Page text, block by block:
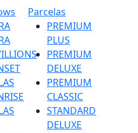
Parcelas
PREMIUM
PLUS
PREMIUM
DELUXE
PREMIUM
CLASSIC
STANDARD
DELUXE